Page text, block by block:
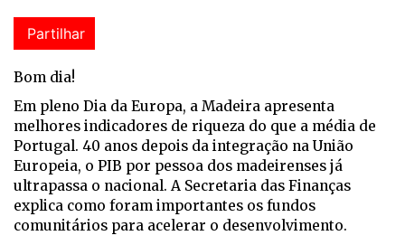
Partilhar
Bom dia!
Em pleno Dia da Europa, a Madeira apresenta
melhores indicadores de riqueza do que a média de
Portugal. 40 anos depois da integração na União
Europeia, o PIB por pessoa dos madeirenses já
ultrapassa o nacional. A Secretaria das Finanças
explica como foram importantes os fundos
comunitários para acelerar o desenvolvimento.